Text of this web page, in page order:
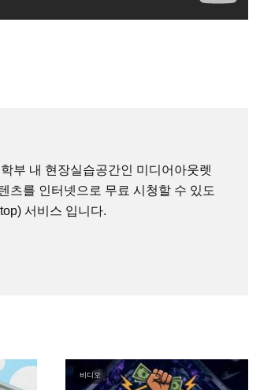
부 내 현장실습공간인 미디어아웃렛
츠를 인터넷으로 무료 시청할 수 있도
서비스 입니다.
비디오